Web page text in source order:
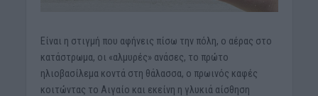
Είναι η στιγμή που αφήνεις πίσω την πόλη, ο αέρας στο
κατάστρωμα, οι «αλμυρές» ανάσες, το πρώτο
ηλιοβασίλεμα κοντά στη θάλασσα, ο πρωινός καφές
κοιτώντας το Αιγαίο και εκείνη η γλυκιά αίσθηση